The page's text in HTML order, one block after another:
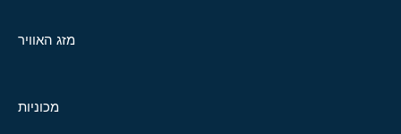
מזג האוויר
מכוניות